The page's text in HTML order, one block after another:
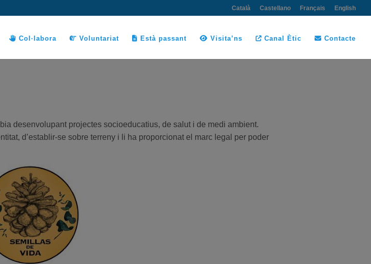
Català Castellano Français English
Col·labora Voluntariat Està passant Visita’ns Canal Ètic Contacte
desenvolupant projectes socioeducatius, de salut i de medi ambient.
d’establir-se sobre terreny i li ha proporcionat el marc legal per poder